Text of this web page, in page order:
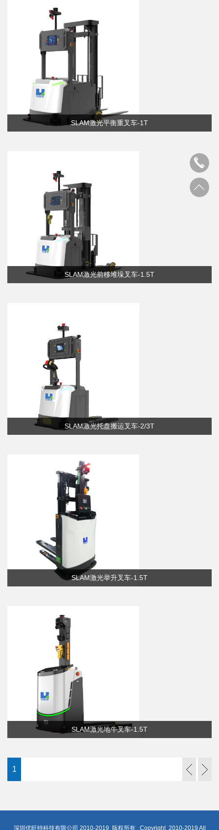
SLAM激光平衡重叉车-1T
SLAM激光前移堆垛叉车-1.5T
SLAM激光托盘搬运叉车-2/3T
SLAM激光举升叉车-1.5T
SLAM激光地牛叉车-1.5T
1
深圳优旺特科技有限公司 2010-2019 版权所有 Copyright 2010-2019 All